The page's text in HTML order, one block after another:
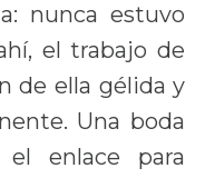
nunca estuvo
el trabajo de
de ella gélida y
Una boda
enlace para